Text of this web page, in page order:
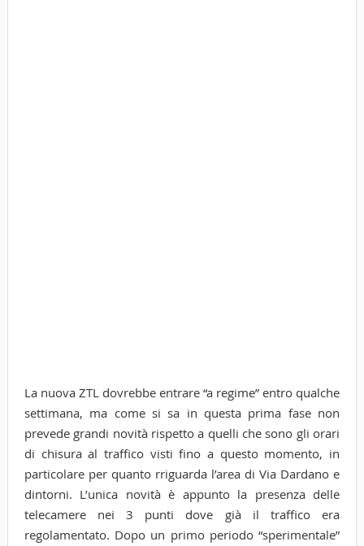
La nuova ZTL dovrebbe entrare “a regime” entro qualche
settimana, ma come si sa in questa prima fase non
prevede grandi novità rispetto a quelli che sono gli orari
di chisura al traffico visti fino a questo momento, in
particolare per quanto rriguarda l’area di Via Dardano e
dintorni. L’unica novità è appunto la presenza delle
telecamere nei 3 punti dove già il traffico era
regolamentato. Dopo un primo periodo “sperimentale”